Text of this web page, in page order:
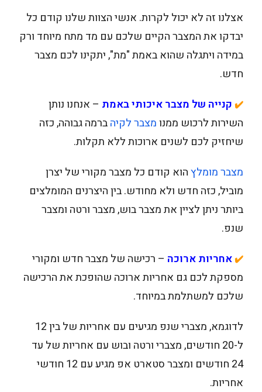
אצלנו זה לא יכול לקרות. אנשי הצוות שלנו קודם כל
יבדקו את המצבר הקיים שלכם עם מד מתח מיוחד ורק
במידה ויתגלה שהוא באמת "מת", יתקינו לכם מצבר
חדש.
✔️ קנייה של מצבר איכותי באמת – אנחנו נותן
השירות לרכוש ממנומצבר לקיהברמה גבוהה, כזה
שיחזיק לכם לשנים ארוכות ללא תקלות.
מצבר מומלץהוא קודם כל מצבר מקורי של יצרן
מוביל, כזה חדש ולא מחודש. בין היצרנים המומלצים
ביותר ניתן לציין את מצבר בוש, מצבר ורטה ומצבר
שנפ.
✔️אחריות ארוכה – רכישה של מצבר חדש ומקורי
מספקת לכם גם אחריות ארוכה שהופכת את הרכישה
שלכם למשתלמת במיוחד.
לדוגמא, מצברי שנפ מגיעים עם אחריות של בין 12
ל-20 חודשים, מצברי ורטה ובוש עם אחריות של עד
24 חודשים ומצבר סטארט אפ מגיע עם 12 חודשי
אחריות.